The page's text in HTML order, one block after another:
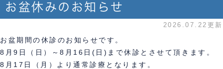
お盆休みのお知らせ
2026.07.22更新
お盆期間の休診のお知らせです。
8月9日（日）～8月16日(日)まで休診とさせて頂きます。
8月17日（月）より通常診療となります。